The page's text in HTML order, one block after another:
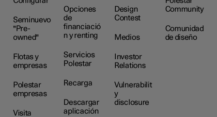
Seminuevo
"Pre-
owned"
Flotas y
empresas
Polestar
empresas
Visita
Opciones
de
financiació
n y renting
Servicios
Polestar
Recarga
Descargar
aplicación
Design
Contest
Medios
Investor
Relations
Vulnerabilit
y
disclosure
Community
Comunidad
de diseño